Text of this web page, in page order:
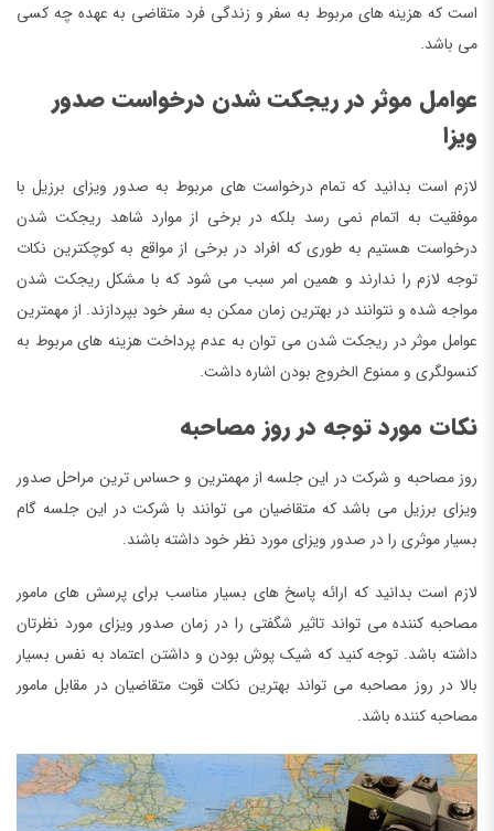
است که هزینه های مربوط به سفر و زندگی فرد متقاضی به عهده چه کسی
می باشد.
عوامل موثر در ریجکت شدن درخواست صدور
ویزا
لازم است بدانید که تمام درخواست های مربوط به صدور ویزای برزیل با
موفقیت به اتمام نمی رسد بلکه در برخی از موارد شاهد ریجکت شدن
درخواست هستیم به طوری که افراد در برخی از مواقع به کوچکترین نکات
توجه لازم را ندارند و همین امر سبب می شود که با مشکل ریجکت شدن
مواجه شده و نتوانند در بهترین زمان ممکن به سفر خود بپردازند. از مهمترین
عوامل موثر در ریجکت شدن می توان به عدم پرداخت هزینه های مربوط به
کنسولگری و ممنوع الخروج بودن اشاره داشت.
نکات مورد توجه در روز مصاحبه
روز مصاحبه و شرکت در این جلسه از مهمترین و حساس ترین مراحل صدور
ویزای برزیل می باشد که متقاضیان می توانند با شرکت در این جلسه گام
بسیار موثری را در صدور ویزای مورد نظر خود داشته باشند.
لازم است بدانید که ارائه پاسخ های بسیار مناسب برای پرسش های مامور
مصاحبه کننده می تواند تاثیر شگفتی را در زمان صدور ویزای مورد نظرتان
داشته باشد. توجه کنید که شیک پوش بودن و داشتن اعتماد به نفس بسیار
بالا در روز مصاحبه می تواند بهترین نکات قوت متقاضیان در مقابل مامور
مصاحبه کننده باشد.